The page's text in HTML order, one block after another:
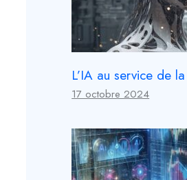
L’IA au service de
17 octobre 2024